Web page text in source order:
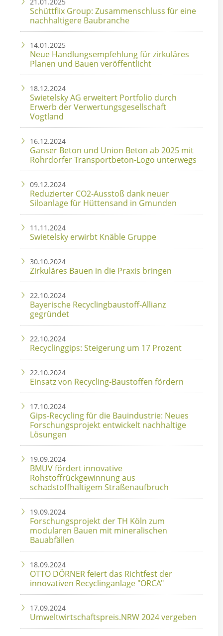
Schüttflix Group: Zusammenschluss für eine
nachhaltigere Baubranche
14.01.2025
Neue Handlungsempfehlung für zirkuläres
Planen und Bauen veröffentlicht
18.12.2024
Swietelsky AG erweitert Portfolio durch
Erwerb der Verwertungsgesellschaft
Vogtland
16.12.2024
Ganser Beton und Union Beton ab 2025 mit
Rohrdorfer Transportbeton-Logo unterwegs
09.12.2024
Reduzierter CO2-Ausstoß dank neuer
Siloanlage für Hüttensand in Gmunden
11.11.2024
Swietelsky erwirbt Knäble Gruppe
30.10.2024
Zirkuläres Bauen in die Praxis bringen
22.10.2024
Bayerische Recyclingbaustoff-Allianz
gegründet
22.10.2024
Recyclinggips: Steigerung um 17 Prozent
22.10.2024
Einsatz von Recycling-Baustoffen fördern
17.10.2024
Gips-Recycling für die Bauindustrie: Neues
Forschungsprojekt entwickelt nachhaltige
Lösungen
19.09.2024
BMUV fördert innovative
Rohstoffrückgewinnung aus
schadstoffhaltigem Straßenaufbruch
19.09.2024
Forschungsprojekt der TH Köln zum
modularen Bauen mit mineralischen
Bauabfällen
18.09.2024
OTTO DÖRNER feiert das Richtfest der
innovativen Recyclinganlage "ORCA"
17.09.2024
Umweltwirtschaftspreis.NRW 2024 vergeben